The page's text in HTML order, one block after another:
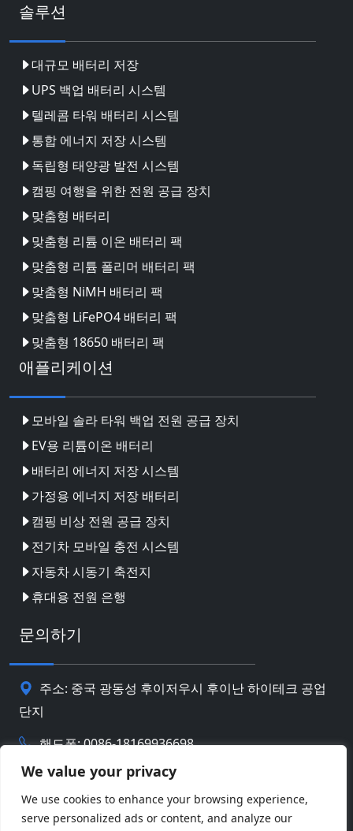
We value your privacy
We use cookies to enhance your browsing experience,
serve personalized ads or content, and analyze our
솔루션
대규모 배터리 저장
UPS 백업 배터리 시스템
텔레콤 타워 배터리 시스템
통합 에너지 저장 시스템
독립형 태양광 발전 시스템
캠핑 여행을 위한 전원 공급 장치
맞춤형 배터리
맞춤형 리튬 이온 배터리 팩
맞춤형 리튬 폴리머 배터리 팩
맞춤형 NiMH 배터리 팩
맞춤형 LiFePO4 배터리 팩
맞춤형 18650 배터리 팩
애플리케이션
모바일 솔라 타워 백업 전원 공급 장치
EV용 리튬이온 배터리
배터리 에너지 저장 시스템
가정용 에너지 저장 배터리
캠핑 비상 전원 공급 장치
전기차 모바일 충전 시스템
자동차 시동기 축전지
휴대용 전원 은행
문의하기
주소: 중국 광동성 후이저우시 후이난 하이테크 공업
단지
핸드폰: 0086-18169936698
Email:info@jbbatterychina.com